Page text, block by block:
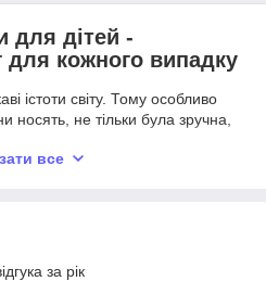
для дітей -
для кожного випадку
істоти світу. Тому особливо
носять, не тільки була зручна,
матеріалів і добре працювала в
з досить багатою історією. В
не тільки серед жінок, але і
Навпаки, толстовка являє
рукавом. В основному, він
все
за рік